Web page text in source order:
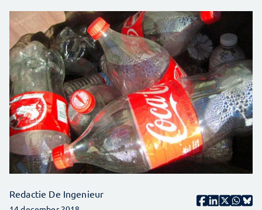
Redactie De Ingenieur